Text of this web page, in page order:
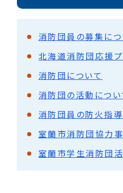
消防団員の募集につ
消防団について
消防団の活動につい
消防団員の防火指導